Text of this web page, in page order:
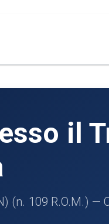
il
(n. 109 R.O.M.)